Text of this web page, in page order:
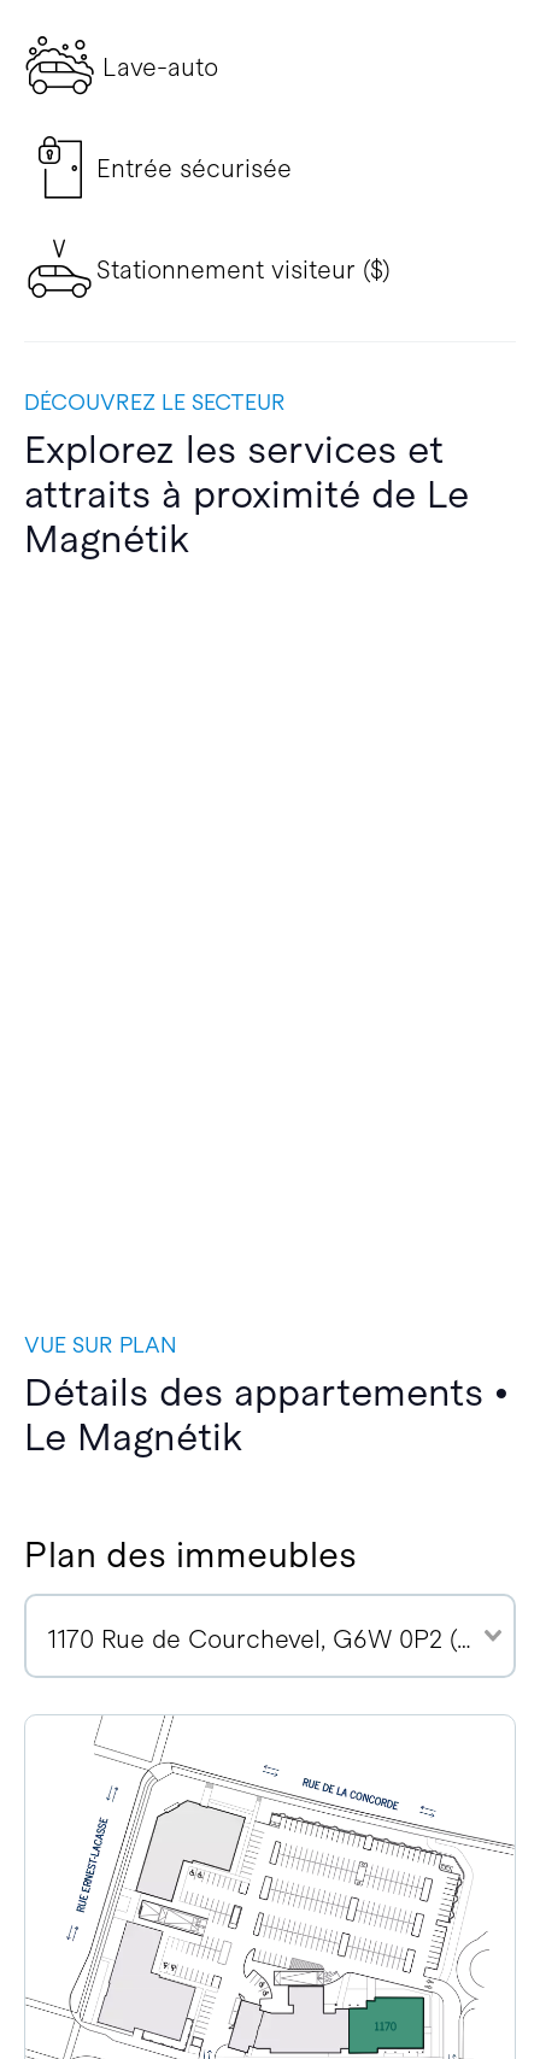
Lave-auto
Entrée sécurisée
Stationnement visiteur ($)
DÉCOUVREZ LE SECTEUR
Explorez les services et
attraits à proximité de Le
Magnétik
VUE SUR PLAN
Détails des appartements •
Le Magnétik
Plan des immeubles
1170 Rue de Courchevel, G6W 0P2 (15)